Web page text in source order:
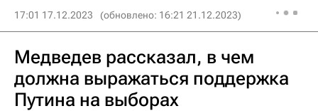
17:01 17.12.2023 (обновлено: 16:21 21.12.2023)
Медведев рассказал, в чем
должна выражаться поддержка
Путина на выборах